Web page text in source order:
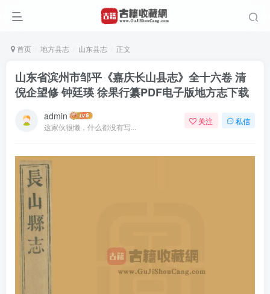
首页 地方县志 山东县志 正文
山东省滨州市邹平《嘉庆长山县志》全十六卷 清
倪企望修 钟廷瑛 徐果行纂PDF电子版地方志下载
admin
这家伙很懒，什么都没有写...
关注 私信